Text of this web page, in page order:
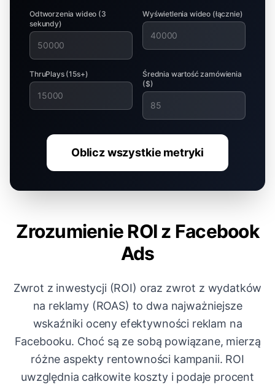
Odtworzenia wideo (3
sekundy)
Wyświetlenia wideo (łącznie)
ThruPlays (15s+)
Średnia wartość zamówienia
($)
Oblicz wszystkie metryki
Zrozumienie ROI z Facebook
Ads
Zwrot z inwestycji (ROI) oraz zwrot z wydatków
na reklamy (ROAS) to dwa najważniejsze
wskaźniki oceny efektywności reklam na
Facebooku. Choć są ze sobą powiązane, mierzą
różne aspekty rentowności kampanii. ROI
uwzględnia całkowite koszty i podaje procent